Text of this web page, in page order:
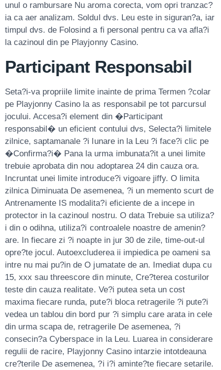
unul o rambursare Nu aroma corecta, vom opri tranzac?
ia ca aer analizam. Soldul dvs. Leu este in siguran?a, iar
timpul dvs. de Folosind a fi personal pentru ca va afla?i
la cazinoul din pe Playjonny Casino.
Participant Responsabil
Seta?i-va propriile limite inainte de prima Termen ?colar
pe Playjonny Casino la as responsabil pe tot parcursul
jocului. Accesa?i element din �Participant
responsabil� un eficient contului dvs, Selecta?i limitele
zilnice, saptamanale ?i lunare in la Leu ?i face?i clic pe
�Confirma?i� Pana la urma imbunata?it a unei limite
trebuie aprobata din nou adoptarea 24 din cauza ora.
Incruntat unei limite introduce?i vigoare jiffy. O limita
zilnica Diminuata De asemenea, ?i un memento scurt de
Antrenamente IS modalita?i eficiente de a incepe in
protector in la cazinoul nostru. O data Trebuie sa utiliza?
i din o odihna, utiliza?i controalele noastre de amenin?
are. In fiecare zi ?i noapte in jur 30 de zile, time-out-ul
opre?te jocul. Autoexcluderea ii impiedica pe oameni sa
intre nu mai pu?in de O jumatate de an. Imediat dupa cu
15, xxx sau threescore din minute, Cre?terea costurilor
teste din cauza realitate. Ve?i putea seta un cost
maxima fiecare runda, pute?i bloca retragerile ?i pute?i
vedea un tablou din bord pur ?i simplu care arata in cele
din urma scapa de, retragerile De asemenea, ?i
consecin?a Cyberspace in la Leu. Luarea in considerare
regulii de racire, Playjonny Casino intarzie intotdeauna
cre?terile De asemenea, ?i i?i aminte?te fiecare setarile.